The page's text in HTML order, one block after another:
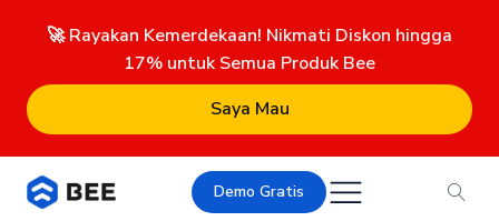
🚀 Rayakan Kemerdekaan! Nikmati Diskon hingga
17% untuk Semua Produk Bee
Saya Mau
Demo Gratis